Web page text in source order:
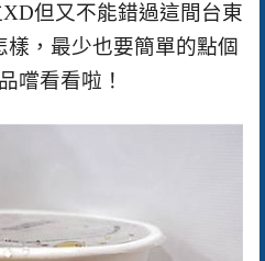
但又不能錯過這間台東
，最少也要簡單的點個
嚐看看啦！